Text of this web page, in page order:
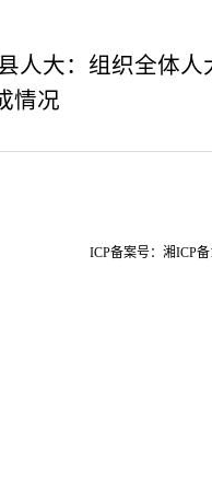
人大：组织全体
情况
ICP备案号： 湘ICP备